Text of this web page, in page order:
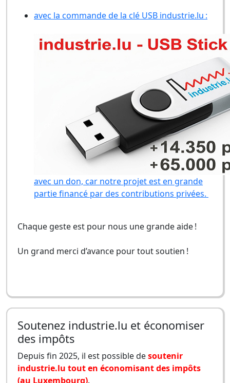
avec la commande de la clé USB industrie.lu :
avec un don, car notre projet est en grande
partie financé par des contributions privées.
Chaque geste est pour nous une grande aide !
Un grand merci d’avance pour tout soutien !
Soutenez industrie.lu et économiser
des impôts
Depuis fin 2025, il est possible desoutenir
industrie.lu tout en économisant des impôts
(au Luxembourg).